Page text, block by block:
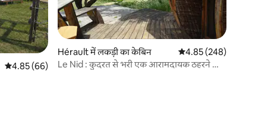
औसत रेटिंग 5 में से 4.85, 66 समीक्षाएँ
4.85 (66)
Hérault में लकड़ी का केबिन औसत रेटिंग 5 में से 4.85,
4.85 (248)
Le Nid : कुदरत से भरी एक आरामदायक ठहरने की